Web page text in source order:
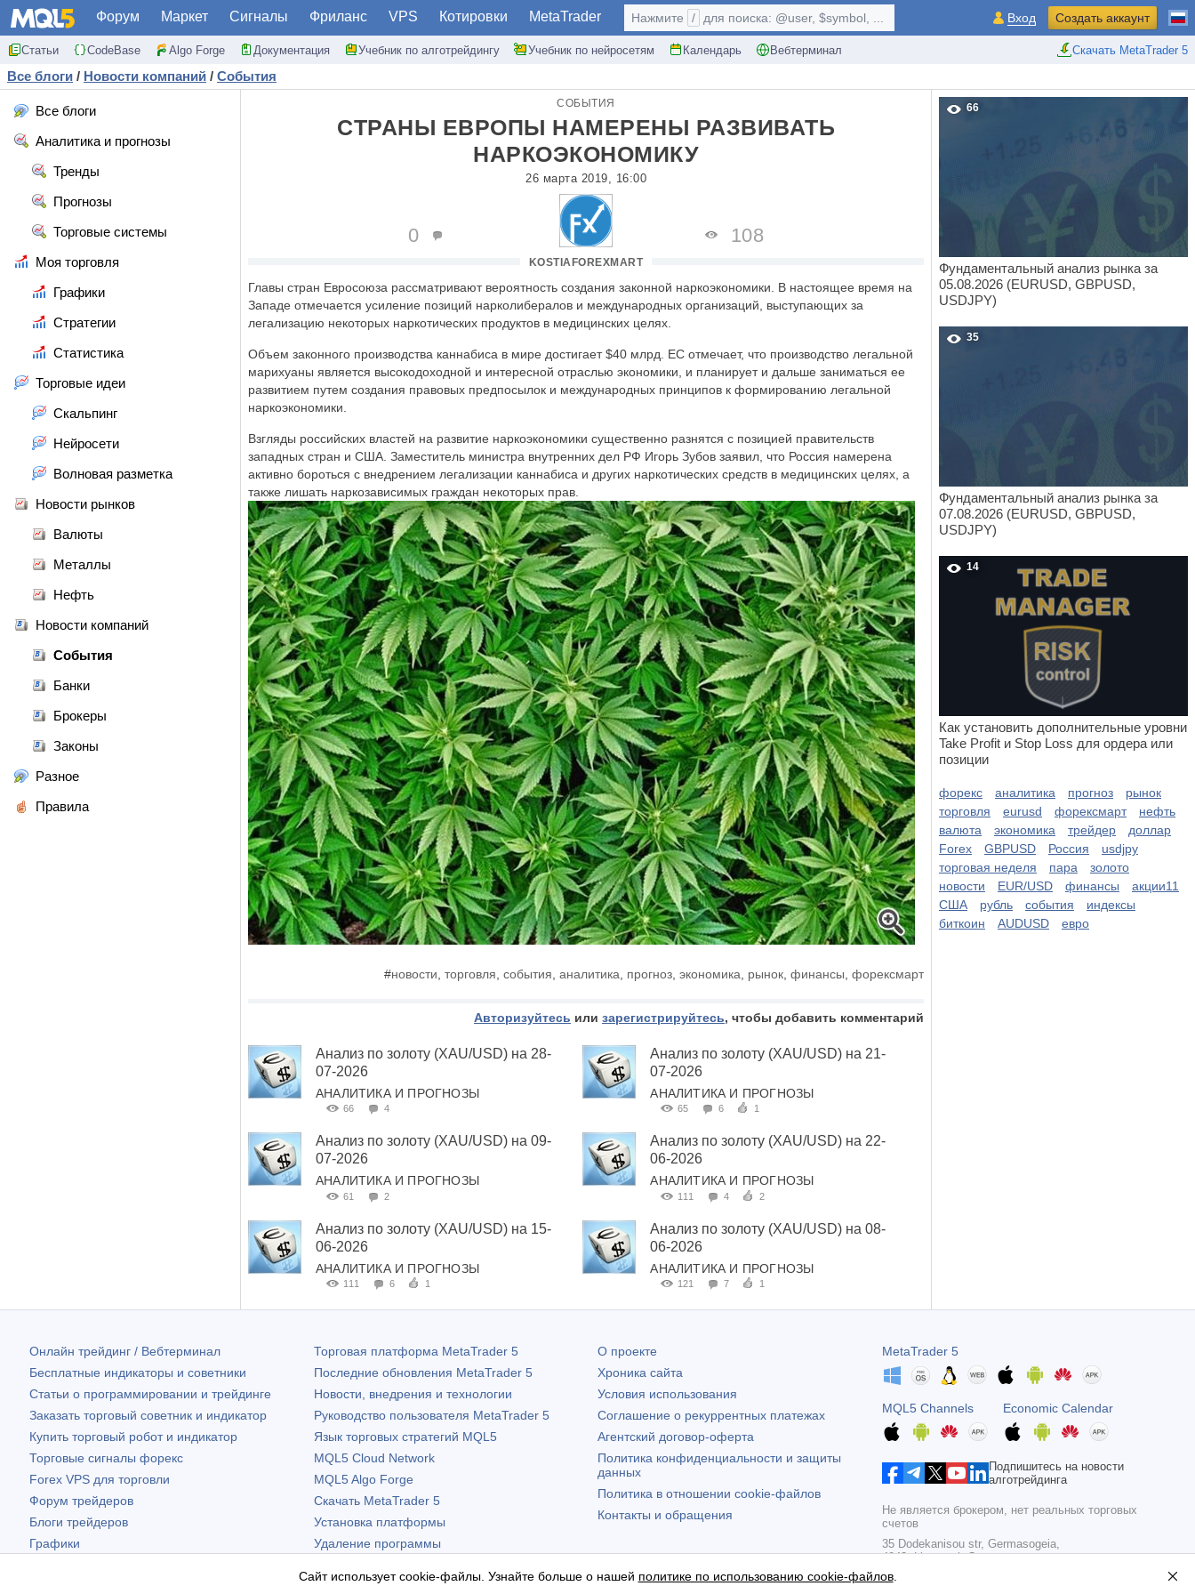
Форум Маркет Сигналы Фриланс VPS Котировки MetaTrader
Статьи CodeBase Algo Forge Документация Учебник по алготрейдингу Учебник по нейросетям Календарь Вебтерминал Скачать MetaTrader 5
Нажмите / для поиска: @user, $symbol, ... Вход Создать аккаунт
Все блоги / Новости компаний / События
Все блоги
Аналитика и прогнозы
Тренды
Прогнозы
Торговые системы
Моя торговля
Графики
Стратегии
Статистика
Торговые идеи
Скальпинг
Нейросети
Волновая разметка
Новости рынков
Валюты
Металлы
Нефть
Новости компаний
События
Банки
Брокеры
Законы
Разное
Правила
СОБЫТИЯ
CТРАНЫ ЕВРОПЫ НАМЕРЕНЫ РАЗВИВАТЬ
НАРКОЭКОНОМИКУ
26 марта 2019, 16:00
KOSTIAFOREXMART
0 108
Главы стран Евросоюза рассматривают вероятность создания законной наркоэкономики. В настоящее время на
Западе отмечается усиление позиций нарколибералов и международных организаций, выступающих за
легализацию некоторых наркотических продуктов в медицинских целях.
Объем законного производства каннабиса в мире достигает $40 млрд. ЕС отмечает, что производство легальной
марихуаны является высокодоходной и интересной отраслью экономики, и планирует и дальше заниматься ее
развитием путем создания правовых предпосылок и международных принципов к формированию легальной
наркоэкономики.
Взгляды российских властей на развитие наркоэкономики существенно разнятся с позицией правительств
западных стран и США. Заместитель министра внутренних дел РФ Игорь Зубов заявил, что Россия намерена
активно бороться с внедрением легализации каннабиса и других наркотических средств в медицинских целях, а
также лишать наркозависимых граждан некоторых прав.
#новости торговля события аналитика прогноз экономика рынок финансы форексмарт
Авторизуйтесь или зарегистрируйтесь, чтобы добавить комментарий
Анализ по золоту (XAU/USD) на 28-
07-2026
АНАЛИТИКА И ПРОГНОЗЫ
66 4
Анализ по золоту (XAU/USD) на 21-
07-2026
АНАЛИТИКА И ПРОГНОЗЫ
65 6 1
Анализ по золоту (XAU/USD) на 09-
07-2026
АНАЛИТИКА И ПРОГНОЗЫ
61 2
Анализ по золоту (XAU/USD) на 22-
06-2026
АНАЛИТИКА И ПРОГНОЗЫ
111 4 2
Анализ по золоту (XAU/USD) на 15-
06-2026
АНАЛИТИКА И ПРОГНОЗЫ
111 6 1
Анализ по золоту (XAU/USD) на 08-
06-2026
АНАЛИТИКА И ПРОГНОЗЫ
121 7 1
66
Фундаментальный анализ рынка за
05.08.2026 (EURUSD, GBPUSD,
USDJPY)
35
Фундаментальный анализ рынка за
07.08.2026 (EURUSD, GBPUSD,
USDJPY)
14
Как установить дополнительные уровни
Take Profit и Stop Loss для ордера или
позиции
форекс аналитика прогноз
рынок
торговля
eurusd форексмарт
нефть
валюта
экономика трейдер
доллар
Forex
GBPUSD Россия
usdjpy
торговая неделя
пара
золото
новости
EUR/USD финансы
акции11
США
рубль события
индексы
биткоин
AUDUSD евро
Онлайн трейдинг / Вебтерминал
Бесплатные индикаторы и советники
Статьи о программировании и трейдинге
Заказать торговый советник и индикатор
Купить торговый робот и индикатор
Торговые сигналы форекс
Forex VPS для торговли
Форум трейдеров
Блоги трейдеров
Графики
Торговая платформа MetaTrader 5
Последние обновления MetaTrader 5
Новости, внедрения и технологии
Руководство пользователя MetaTrader 5
Язык торговых стратегий MQL5
MQL5 Cloud Network
MQL5 Algo Forge
Скачать MetaTrader 5
Установка платформы
Удаление программы
О проекте
Хроника сайта
Условия использования
Соглашение о рекуррентных платежах
Агентский договор-оферта
Политика конфиденциальности и защиты
данных
Политика в отношении cookie-файлов
Контакты и обращения
MetaTrader 5
MQL5 Channels Economic Calendar
Подпишитесь на новости
алготрейдинга
Не является брокером, нет реальных торговых
счетов
35 Dodekanisou str, Germasogeia,
4043, Limassol, Cyprus
Copyright 2000-2026,
Сайт использует cookie-файлы. Узнайте больше о нашей политике по использованию cookie-файлов.